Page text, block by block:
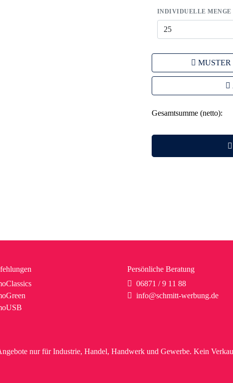
INDIVIDUELLE MENGE
MUSTER
Gesamtsumme (netto):
Persönliche Beratung
06871 / 9 11 88
info@schmitt-werbung.de
nur für Industrie, Handel, Handwerk und Gewerbe. Kein